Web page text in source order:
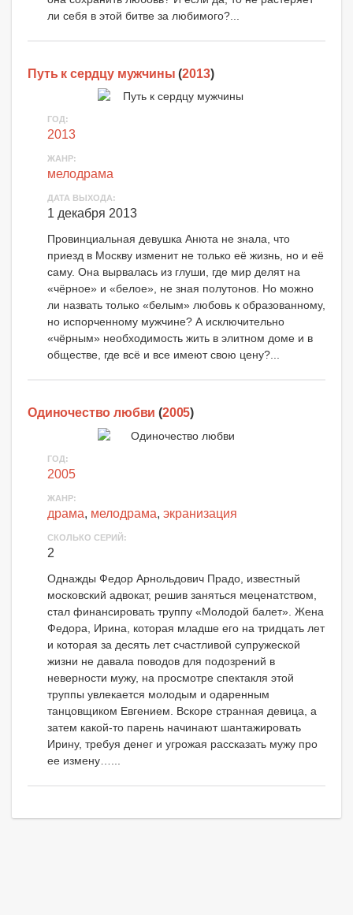
ли себя в этой битве за любимого?...
Путь к сердцу мужчины (2013)
ГОД:
2013
ЖАНР:
мелодрама
ДАТА ВЫХОДА:
1 декабря 2013
Провинциальная девушка Анюта не знала, что
приезд в Москву изменит не только её жизнь, но и её
саму. Она вырвалась из глуши, где мир делят на
«чёрное» и «белое», не зная полутонов. Но можно
ли назвать только «белым» любовь к образованному,
но испорченному мужчине? А исключительно
«чёрным» необходимость жить в элитном доме и в
обществе, где всё и все имеют свою цену?...
Одиночество любви (2005)
ГОД:
2005
ЖАНР:
драма, мелодрама, экранизация
СКОЛЬКО СЕРИЙ:
2
Однажды Федор Арнольдович Прадо, известный
московский адвокат, решив заняться меценатством,
стал финансировать труппу «Молодой балет». Жена
Федора, Ирина, которая младше его на тридцать лет
и которая за десять лет счастливой супружеской
жизни не давала поводов для подозрений в
неверности мужу, на просмотре спектакля этой
труппы увлекается молодым и одаренным
танцовщиком Евгением. Вскоре странная девица, а
затем какой-то парень начинают шантажировать
Ирину, требуя денег и угрожая рассказать мужу про
ее измену…...